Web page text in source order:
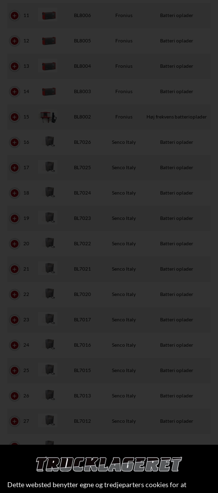
11 BL8006 Fronius Batteri oplader
12 BL8005 Fronius Batteri oplader
13 BL8004 Fronius Batteri oplader
14 BL8003 Fronius Batteri oplader
15 BL8002 Fronius Høj frekvens batterioplader
16 BL7026 Senco Italy Batteri oplader
17 BL7025 Senco Italy Batteri oplader
18 BL7024 Senco Italy Batteri oplader
19 BL7023 Senco Italy Batteri oplader
20 BL7022 Senco Italy Batteri oplader
21 BL7021 Senco Italy Batteri oplader
22 BL7020 Senco Italy Batteri oplader
23 BL7017 Senco Italy Batteri oplader
24 BL7016 Senco Italy Batteri oplader
25 BL7015 Senco Italy Batteri oplader
26 BL7013 Senco Italy Batteri oplader
27 BL7012 Senco Italy Batteri oplader
28 BL7011 Senco Italy Batteri oplader
BL7010 Senco Italy Batteri oplader
Dette websted benytter egne og tredjeparters cookies for at